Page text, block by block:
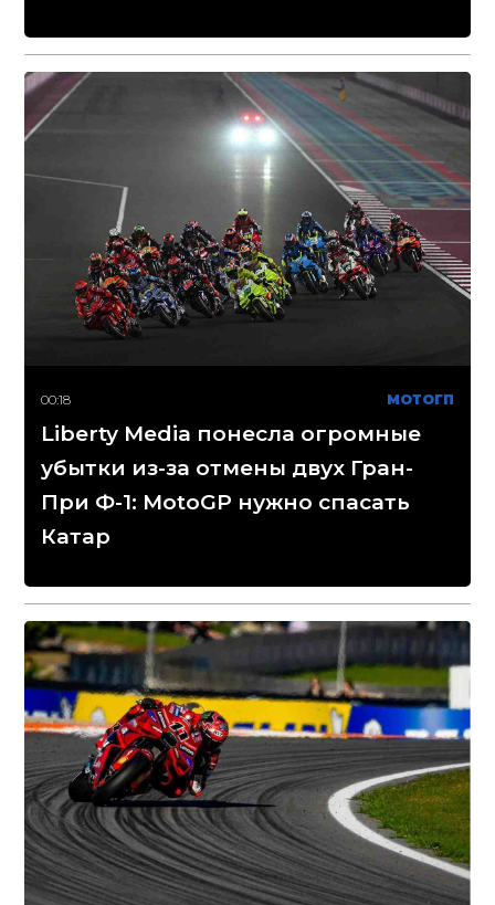
00:18 МОТОГП
Liberty Media понесла огромные
убытки из-за отмены двух Гран-
При Ф-1: MotoGP нужно спасать
Катар